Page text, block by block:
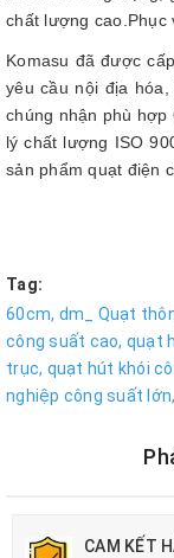
chất lượng cao.Phục
Komasu đã được
yêu cầu nội địa
chúng nhận phù hợp
lý chất lượng ISO
sản phẩm quạt điện
Tag:
60cm, dm_ Quạt
công suất cao, quạt
trục, quạt hút khói
nghiệp công suất lớn,
CAM KẾT